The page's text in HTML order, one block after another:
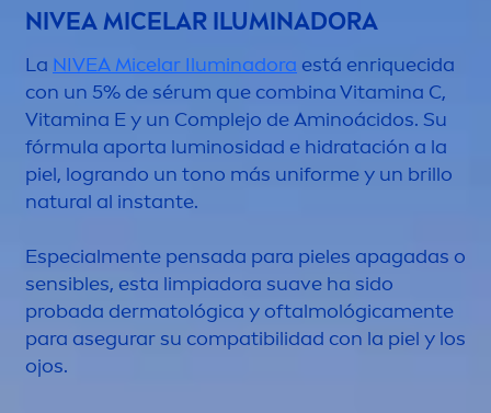
NIVEAMICELAR ILUMINADORA
La NIVEA Micelar Iluminadora está enriquecida
con un 5% de sérum que combinaVitamina C,
Vitamina E y un Complejo de Aminoácidos. Su
fórmula aporta luminosidad e hidratación a la
piel, logrando un tono más uniforme y un brillo
natural al instante.
Especialmente pensada para pieles apagadas o
sensibles, esta limpiadora suave ha sido
probada dermatológica y oftalmológicamente
para asegurar su compatibilidad con la piel y los
ojos.